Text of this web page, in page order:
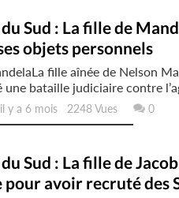
Sud : La fille de
objets personnels
La fille aînée de Nelson
une bataille judiciaire contre
y a 6 mois 2248 Vues 0
Sud : La fille de
pour avoir recruté des